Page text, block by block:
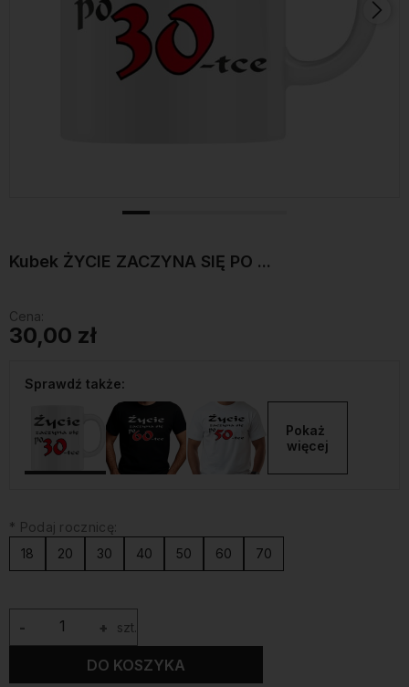
Kubek ŻYCIE ZACZYNA SIĘ PO ...
Cena:
30,00 zł
Sprawdź także:
Pokaż
więcej
* Podaj rocznicę:
18
20 30 40 50 60 70
+
- szt.
DO KOSZYKA